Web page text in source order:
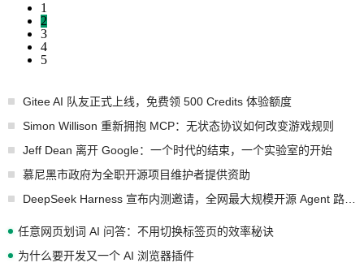
1
2
3
4
5
Gitee AI 队友正式上线，免费领 500 Credits 体验额度
Simon Willison 重新拥抱 MCP：无状态协议如何改变游戏规则
Jeff Dean 离开 Google：一个时代的结束，一个实验室的开始
慕尼黑市政府为全职开源项目维护者提供资助
任意网页划词 AI 问答：不用切换标签页的效率秘诀
为什么要开发又一个 AI 浏览器插件